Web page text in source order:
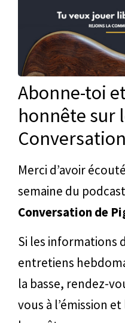
Abonne-toi
honnête sur
Merci d’avoir
semaine du podcast
Conversation de
Si les informations
entretiens
la basse, rendez-
vous à l’émission